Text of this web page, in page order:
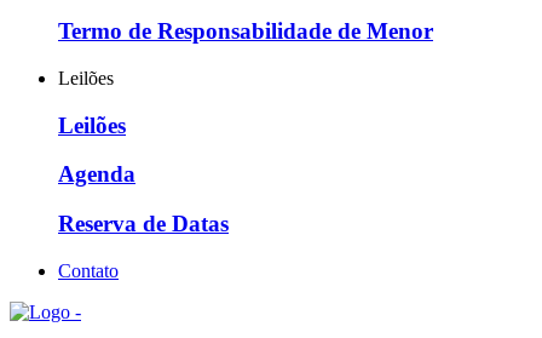
Termo de Responsabilidade de Menor
Leilões
Leilões
Agenda
Reserva de Datas
Contato